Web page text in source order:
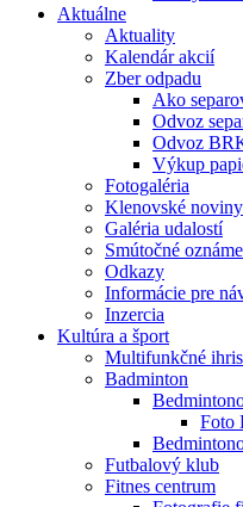
Aktuálne
Aktuality
Kalendár akcií
Zber odpadu
Ako
Odvoz
Odvoz
Výkup
Fotogaléria
Klenovské noviny
Galéria udalostí
Smútočné
Odkazy
Informácie pre
Inzercia
Kultúra a šport
Multifunkčné
Badminton
Foto
Futbalový klub
Fitnes centrum